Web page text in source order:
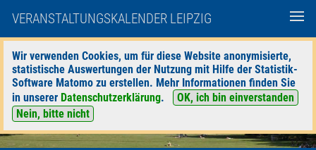
VERANSTALTUNGSKALENDER LEIPZIG
Wir verwenden Cookies, um für diese Website anonymisierte,
statistische Auswertungen der Nutzung mit Hilfe der Statistik-
Software Matomo zu erstellen. Mehr Informationen finden Sie
in unserer Datenschutzerklärung.
OK, ich bin einverstanden
Nein, bitte nicht